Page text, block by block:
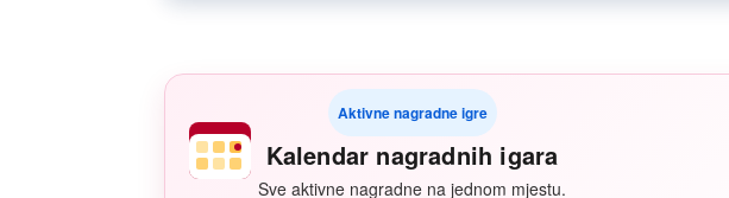
Aktivne nagradne igre
Kalendar nagradnih igara
Sve aktivne nagradne na jednom mjestu.